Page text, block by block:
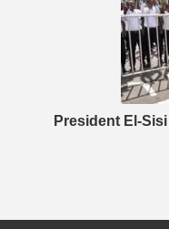
President El-